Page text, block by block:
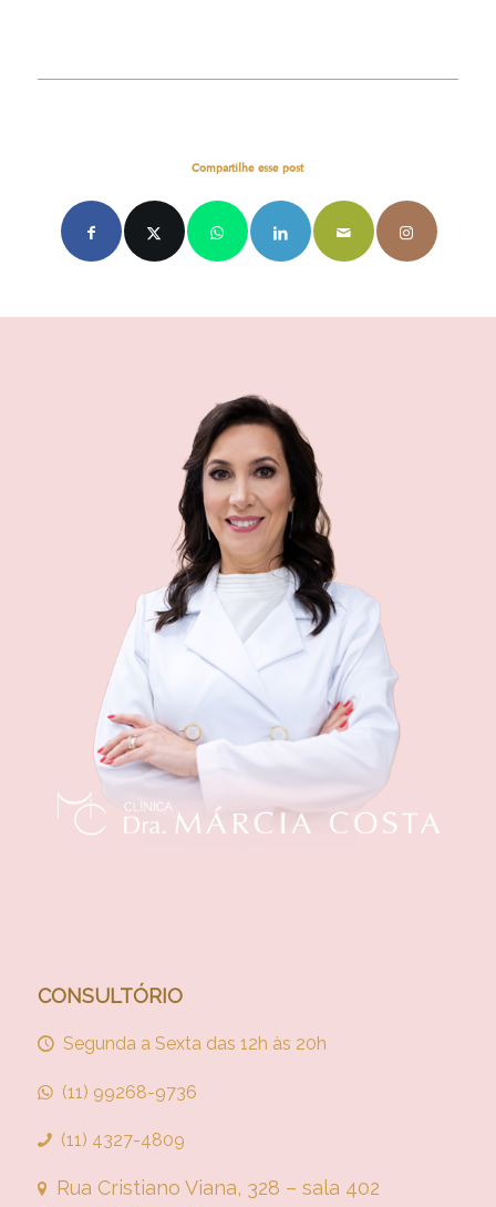
Compartilhe esse post
CONSULTÓRIO
Segunda a Sexta das 12h às 20h
(11) 99268-9736
(11) 4327-4809
Rua Cristiano Viana, 328 – sala 402